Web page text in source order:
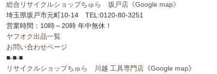
総合リサイクルショップちゅら 坂戸店 《Google map》
埼玉県坂戸市元町10-14 TEL:0120-80-3251
営業時間：10時～20時 年中無休！
ヤフオク出品一覧
お問い合わせページ
■-■-■
リサイクルショップちゅら 川越 工具専門店 《Google map》